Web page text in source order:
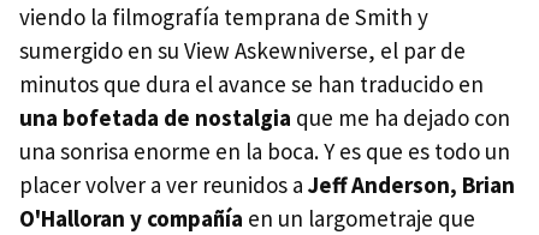
viendo la filmografía temprana de Smith y
sumergido en su View Askewniverse, el par de
minutos que dura el avance se han traducido en
una bofetada de nostalgia que me ha dejado con
una sonrisa enorme en la boca. Y es que es todo un
placer volver a ver reunidos a Jeff Anderson, Brian
O'Halloran y compañía en un largometraje que